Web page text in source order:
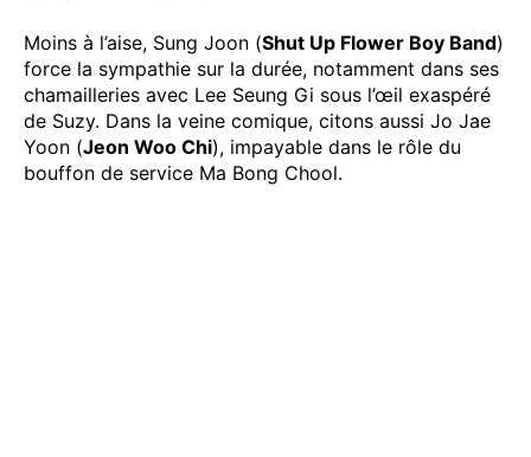
Moins à l’aise, Sung Joon (Shut Up Flower Boy Band)
force la sympathie sur la durée, notamment dans ses
chamailleries avec Lee Seung Gi sous l’œil exaspéré
de Suzy. Dans la veine comique, citons aussi Jo Jae
Yoon (Jeon Woo Chi), impayable dans le rôle du
bouffon de service Ma Bong Chool.